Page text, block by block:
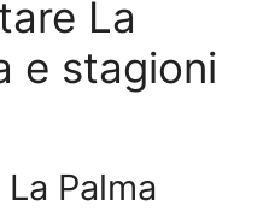
La
e stagioni
Palma